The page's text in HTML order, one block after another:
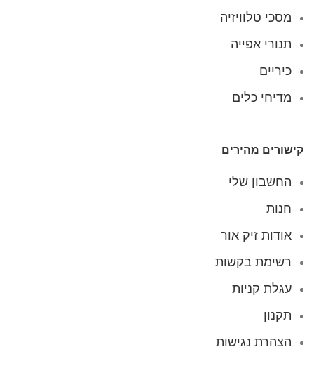
מסכי טלוויזיה
תנורי אפייה
כיריים
מדיחי כלים
קישורים מהירים
החשבון שלי
חנות
אודות זיק אור
רשימת בקשות
עגלת קניות
תקנון
הצהרת נגישות